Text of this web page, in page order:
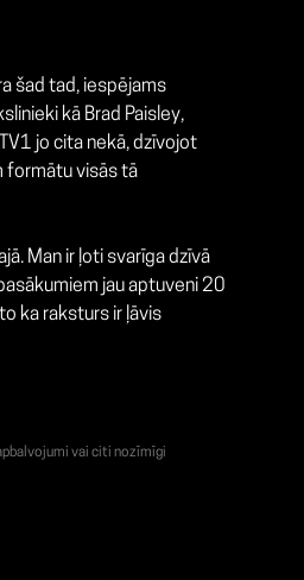
šad tad, iespējams
kā Brad Paisley,
jo cita nekā, dzīvojot
formātu visās tā
Man ir ļoti svarīga dzīvā
jau aptuveni 20
ka raksturs ir ļāvis
vai citi nozīmīgi